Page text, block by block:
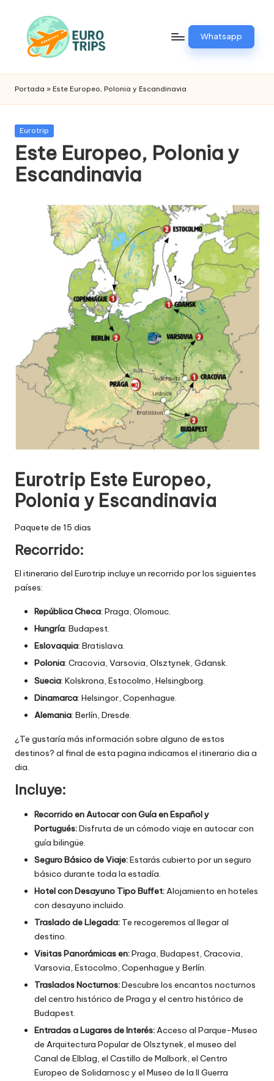
contenido
E
u
r
o
t
ri
Europa
Whatsapp
Portada » Este Europeo, Polonia y Escandinavia
Publicada
Eurotrip
Este Europeo, Polonia y
Escandinavia
Eurotrip Este Europeo,
Polonia y Escandinavia
Paquete de 15 dias
Recorrido:
El itinerario del Eurotrip incluye un recorrido por los siguientes
países:
República Checa: Praga, Olomouc.
Hungría: Budapest.
Eslovaquia: Bratislava.
Polonia: Cracovia, Varsovia, Olsztynek, Gdansk.
Suecia: Kolskrona, Estocolmo, Helsingborg.
Dinamarca: Helsingor, Copenhague.
Alemania: Berlín, Dresde.
¿Te gustaría más información sobre alguno de estos
destinos? al final de esta pagina indicamos el itinerario dia a
dia.
Incluye:
Recorrido en Autocar con Guía en Español y
Portugués:Disfruta de un cómodo viaje en autocar con
guía bilingüe.
Seguro Básico de Viaje:Estarás cubierto por un seguro
básico durante toda la estadía.
Hotel con Desayuno Tipo Buffet:Alojamiento en hoteles
con desayuno incluido.
Traslado de Llegada: Te recogeremos al llegar al
destino.
Visitas Panorámicas en:Praga, Budapest, Cracovia,
Varsovia, Estocolmo, Copenhague y Berlín.
Traslados Nocturnos:Descubre los encantos nocturnos
del centro histórico de Praga y el centro histórico de
Budapest.
Entradas a Lugares de Interés:Acceso al Parque-Museo
de Arquitectura Popular de Olsztynek, el museo del
Canal de Elblag, el Castillo de Malbork, el Centro
Europeo de Solidarnosc y el Museo de la II Guerra